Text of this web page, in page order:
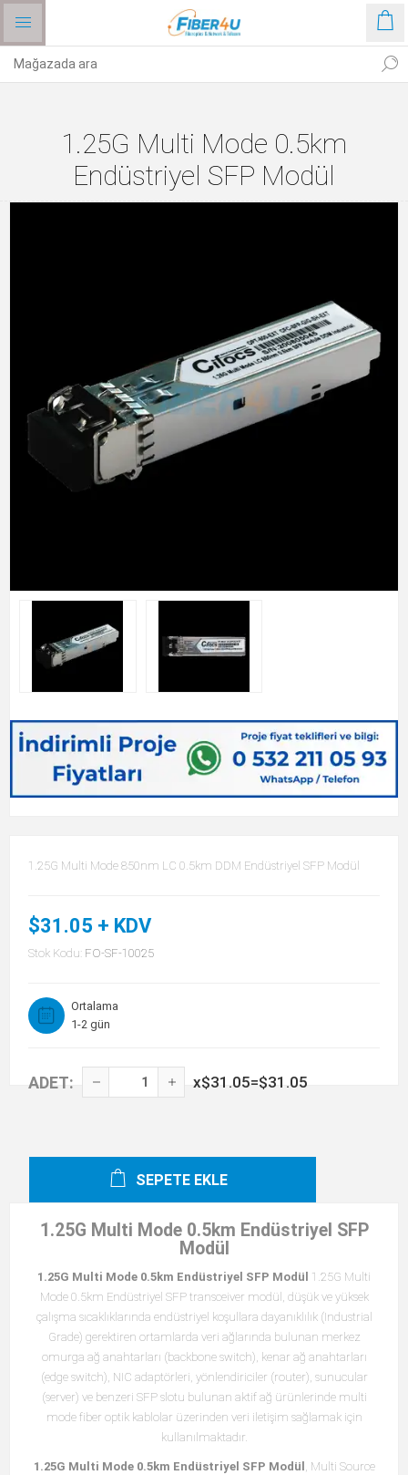
1.25G Multi Mode 0.5km
Endüstriyel SFP Modül
1.25G Multi Mode 850nm LC 0.5km DDM Endüstriyel SFP Modül
$31.05 + KDV
Stok Kodu: FO-SF-10025
Ortalama
1-2 gün
ADET: x$31.05=$31.05
SEPETE EKLE
1.25G Multi Mode 0.5km Endüstriyel SFP
Modül
1.25G Multi Mode 0.5km Endüstriyel SFP Modül 1.25G Multi
Mode 0.5km Endüstriyel SFP transceiver modül, düşük ve yüksek
çalışma sıcaklıklarında endüstriyel koşullara dayanıklılık (Industrial
Grade) gerektiren ortamlarda veri ağlarında bulunan merkez
omurga ağ anahtarları (backbone switch), kenar ağ anahtarları
(edge switch), NIC adaptörleri, yönlendiriciler (router), sunucular
(server) ve benzeri SFP slotu bulunan aktif ağ ürünlerinde multi
mode fiber optik kablolar üzerinden veri iletişim sağlamak için
kullanılmaktadır.
1.25G Multi Mode 0.5km Endüstriyel SFP Modül , Multi Source